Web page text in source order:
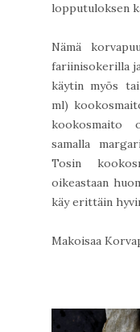
lopputuloksen
Nämä
fariinisokerilla
käytin myös
ml)
kookosmaito
samalla
Tosin
oikeastaan
käy erittäin
Makoisaa